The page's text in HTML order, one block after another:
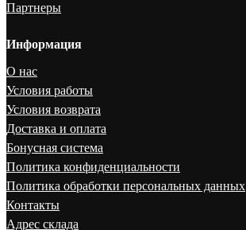
Партнеры
Информация
О нас
Условия работы
Условия возврата
Доставка и оплата
Бонусная система
Политика конфиденциальности
Политика обработки персональных данных
Контакты
Адрес склада